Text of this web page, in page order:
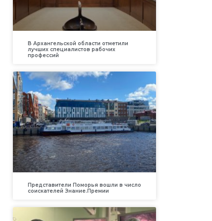
В Архангельской области отметили
лучших специалистов рабочих
профессий
Представители Поморья вошли в число
соискателей Знание.Премии